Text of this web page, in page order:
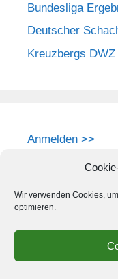
Wir verwenden Cookies,
optimieren.
Bundesliga
Deutscher
Kreuzbergs DWZ
Anmelden >>